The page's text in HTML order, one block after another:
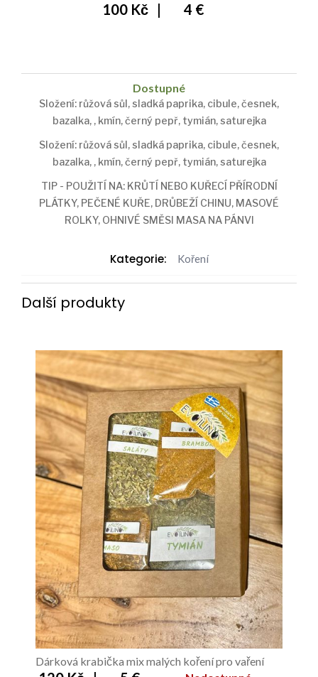
100 Kč | 4 €
Dostupné
Složení: růžová sůl, sladká paprika, cibule, česnek,
bazalka, , kmín, černý pepř, tymián, saturejka
Složení: růžová sůl, sladká paprika, cibule, česnek,
bazalka, , kmín, černý pepř, tymián, saturejka
TIP - POUŽITÍ NA: KRŮTÍ NEBO KUŘECÍ PŘÍRODNÍ
PLÁTKY, PEČENÉ KUŘE, DRŮBEŽÍ CHINU, MASOVÉ
ROLKY, OHNIVÉ SMĚSI MASA NA PÁNVI
Kategorie: Koření
Další produkty
Dárková krabička mix malých koření pro vaření